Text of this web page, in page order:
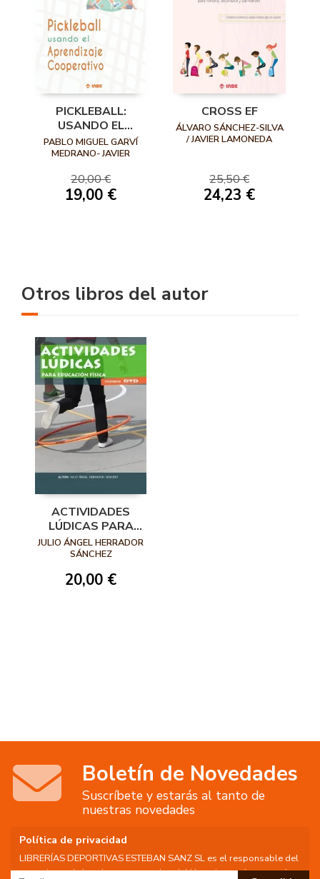
PICKLEBALL:
USANDO EL
APRENDIZAJE
COOPERATIVO
PABLO MIGUEL GARVÍ
MEDRANO- JAVIER
20,00 €
19,00 €
CROSS EF
ÁLVARO SÁNCHEZ-SILVA
/ JAVIER LAMONEDA
25,50 €
24,23 €
Otros libros del autor
ACTIVIDADES
LÚDICAS PARA
EDUCACIÓN FÍSICA.
INCLUYE DVD
JULIO ÁNGEL HERRADOR
SÁNCHEZ
20,00 €
Boletín de Novedades
Suscríbete y estarás al tanto de
nuestras novedades
Política de privacidad
LIBRERÍAS DEPORTIVAS ESTEBAN SANZ SL es el responsable del
tratamiento de los datos personales del Usuario, por lo que se le